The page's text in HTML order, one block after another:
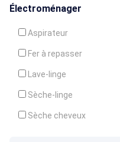
Congélateur
Électroménager
Aspirateur
Fer à repasser
Lave-linge
Sèche-linge
Sèche cheveux